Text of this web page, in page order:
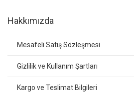
Hakkımızda
Mesafeli Satış Sözleşmesi
Gizlilik ve Kullanım Şartları
Kargo ve Teslimat Bilgileri